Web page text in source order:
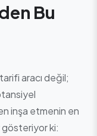
Bu
aracı değil;
inşa etmenin en
gösteriyor ki: